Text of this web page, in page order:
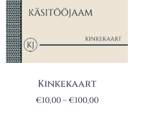
Kinkekaart
€10,00–€100,00